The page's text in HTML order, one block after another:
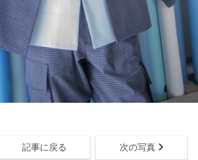
記事に戻る 次の写真